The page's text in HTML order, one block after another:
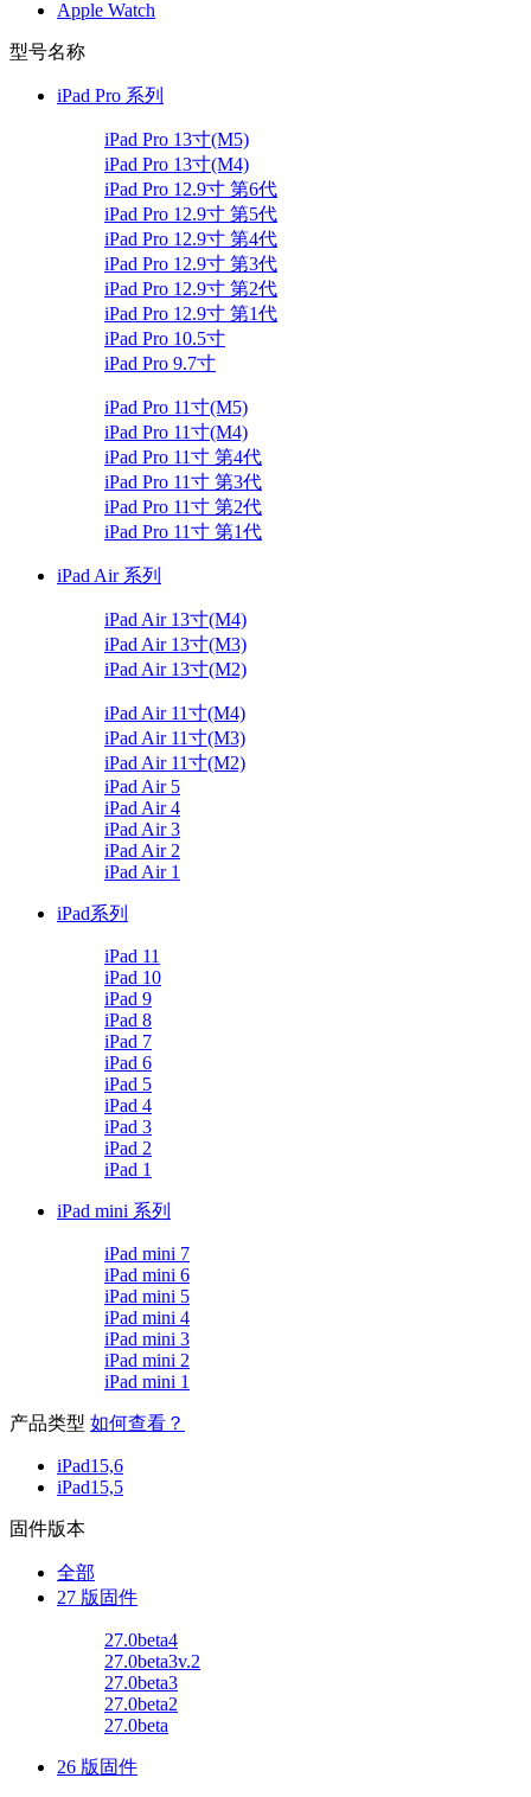
Apple Watch
型号名称
iPad Pro 系列
iPad Pro 13寸(M5)
iPad Pro 13寸(M4)
iPad Pro 12.9寸 第6代
iPad Pro 12.9寸 第5代
iPad Pro 12.9寸 第4代
iPad Pro 12.9寸 第3代
iPad Pro 12.9寸 第2代
iPad Pro 12.9寸 第1代
iPad Pro 10.5寸
iPad Pro 9.7寸
iPad Pro 11寸(M5)
iPad Pro 11寸(M4)
iPad Pro 11寸 第4代
iPad Pro 11寸 第3代
iPad Pro 11寸 第2代
iPad Pro 11寸 第1代
iPad Air 系列
iPad Air 13寸(M4)
iPad Air 13寸(M3)
iPad Air 13寸(M2)
iPad Air 11寸(M4)
iPad Air 11寸(M3)
iPad Air 11寸(M2)
iPad Air 5
iPad Air 4
iPad Air 3
iPad Air 2
iPad Air 1
iPad系列
iPad 11
iPad 10
iPad 9
iPad 8
iPad 7
iPad 6
iPad 5
iPad 4
iPad 3
iPad 2
iPad 1
iPad mini 系列
iPad mini 7
iPad mini 6
iPad mini 5
iPad mini 4
iPad mini 3
iPad mini 2
iPad mini 1
产品类型 如何查看？
iPad15,6
iPad15,5
固件版本
全部
27 版固件
27.0beta4
27.0beta3v.2
27.0beta3
27.0beta2
27.0beta
26 版固件